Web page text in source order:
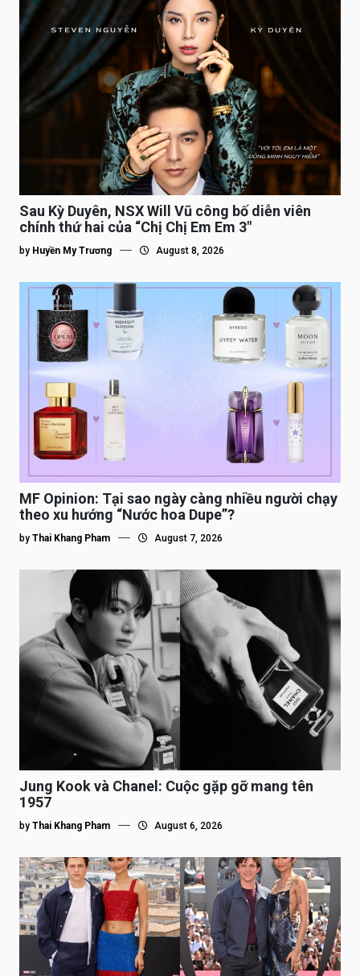
Sau Kỳ Duyên, NSX Will Vũ công bố diễn viên
chính thứ hai của “Chị Chị Em Em 3″
by Huyền My Trương August 8, 2026
MF Opinion: Tại sao ngày càng nhiều người chạy
theo xu hướng “Nước hoa Dupe”?
by Thai Khang Pham August 7, 2026
Jung Kook và Chanel: Cuộc gặp gỡ mang tên
1957
by Thai Khang Pham August 6, 2026